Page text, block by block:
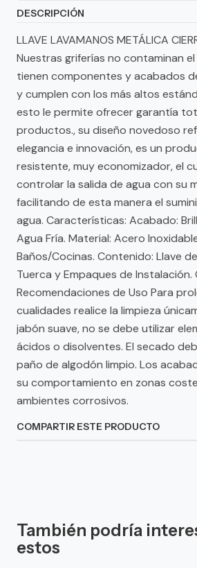
DESCRIPCIÓN
LLAVE LAVAMANOS METÁLICA
Nuestras griferías no contaminan
tienen componentes y acabados
y cumplen con los más altos
esto le permite ofrecer garantía
productos., su diseño novedoso
elegancia e innovación, es un
resistente, muy economizador, el
controlar la salida de agua con su
facilitando de esta manera el
agua. Características: Acabado:
Agua Fría. Material: Acero
Baños/Cocinas. Contenido: Llave
Tuerca y Empaques de Instalación.
Recomendaciones de Uso Para
cualidades realice la limpieza
jabón suave, no se debe utilizar
ácidos o disolventes. El secado
paño de algodón limpio. Los
su comportamiento en zonas
ambientes corrosivos.
COMPARTIR ESTE PRODUCTO
También podría
estos